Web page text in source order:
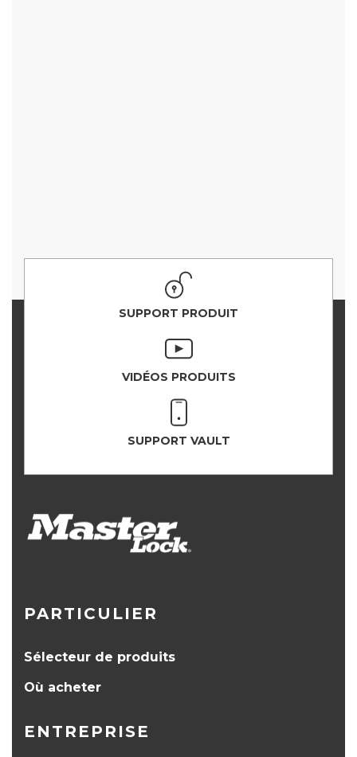
SUPPORT PRODUIT
VIDÉOS PRODUITS
SUPPORT VAULT
PARTICULIER
Sélecteur de produits
Où acheter
ENTREPRISE